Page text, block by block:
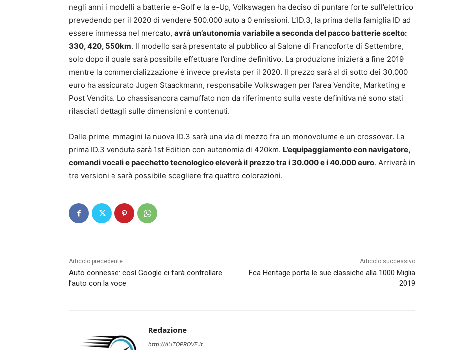
negli anni i modelli a batterie e-Golf e la e-Up, Volkswagen ha deciso di puntare forte sull’elettrico
prevedendo per il 2020 di vendere 500.000 auto a 0 emissioni. L’ID.3, la prima della famiglia ID ad
essere immessa nel mercato, avrà un’autonomia variabile a seconda del pacco batterie scelto:
330, 420, 550km. Il modello sarà presentato al pubblico al Salone di Francoforte di Settembre,
solo dopo il quale sarà possibile effettuare l’ordine definitivo. La produzione inizierà a fine 2019
mentre la commercializzazione è invece prevista per il 2020. Il prezzo sarà al di sotto dei 30.000
euro ha assicurato Jugen Staackmann, responsabile Volkswagen per l’area Vendite, Marketing e
Post Vendita. Lo chassisancora camuffato non da riferimento sulla veste definitiva né sono stati
rilasciati dettagli sulle dimensioni e contenuti.
Dalle prime immagini la nuova ID.3 sarà una via di mezzo fra un monovolume e un crossover. La
prima ID.3 venduta sarà 1st Edition con autonomia di 420km. L’equipaggiamento con navigatore,
comandi vocali e pacchetto tecnologico eleverà il prezzo tra i 30.000 e i 40.000 euro. Arriverà in
tre versioni e sarà possibile scegliere fra quattro colorazioni.
Articolo precedente
Auto connesse: così Google ci farà controllare
l’auto con la voce
Articolo successivo
Fca Heritage porta le sue classiche alla 1000 Miglia
2019
Redazione
http://AUTOPROVE.it